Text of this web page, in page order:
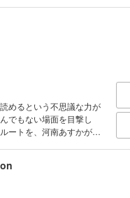
めるという不思議な力が
でもない場面を目撃し
ートを、河南あすかがコ